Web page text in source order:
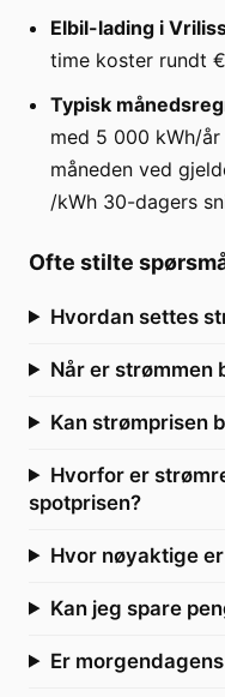
Elbil-lading i
time koster rundt €
Typisk
med 5 000 kWh/
måneden ved
/kWh 30-dagers
Ofte stilte
Hvordan settes
Når er strømmen
Kan strømprisen
Hvorfor er
spotprisen?
Hvor nøyaktige
Kan jeg spare
Er